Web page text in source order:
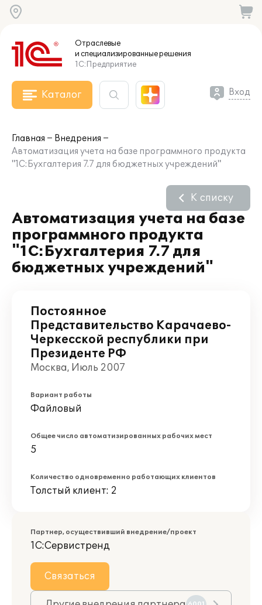
Отраслевые
и специализированныерешения
1С:Предприятие
Каталог Вход
Главная
Внедрения
Автоматизация учета на базе программного продукта
"1С:Бухгалтерия 7.7 для бюджетных учреждений"
Автоматизация учета на базе
программного продукта
"1С:Бухгалтерия 7.7 для
бюджетных учреждений"
К списку
Постоянное
Представительство Карачаево-
Черкесской республики при
Президенте РФ
Москва, Июль 2007
Вариант работы
Файловый
Общее число автоматизированных рабочих мест
5
Количество одновременно работающих клиентов
Толстый клиент: 2
Партнер, осуществивший внедрение/проект
1С:Сервистренд
Связаться